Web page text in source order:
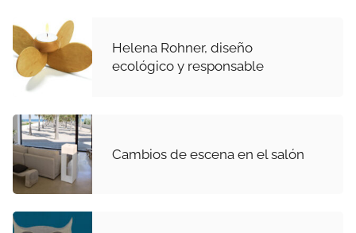
Helena Rohner, diseño
ecológico y responsable
Cambios de escena en el salón